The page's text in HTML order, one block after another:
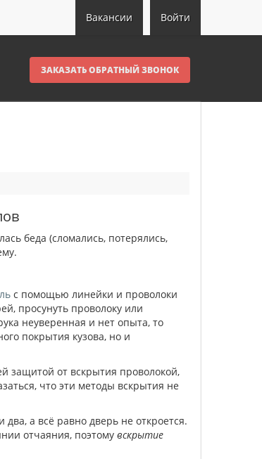
Вакансии Войти
ЗАКАЗАТЬ ОБРАТНЫЙ ЗВОНОК
беда (сломались, потерялись,
с помощью линейки и проволоки
просунуть проволоку или
неуверенная и нет опыта, то
покрытия кузова, но и
защитой от вскрытия проволокой,
что эти методы вскрытия не
а всё равно дверь не откроется.
отчаяния, поэтомувскрытие